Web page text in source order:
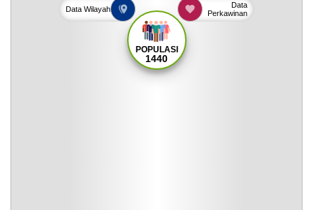
POPULASI
1440
Data Wilayah
Data
Perkawinan